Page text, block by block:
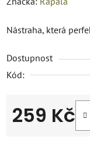
Nástraha, která
Dostupnost
Kód:
259 Kč